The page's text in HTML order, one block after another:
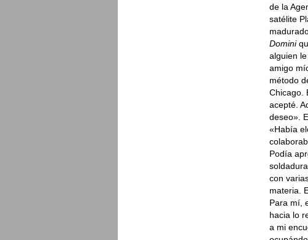
de la
satélite
Domini
alguien
amigo
método
Chicago.
acepté.
deseo».
«Había
Podía
con
materia.
Para mí,
hacia lo
a mi